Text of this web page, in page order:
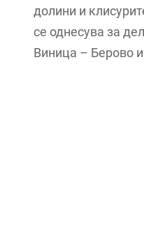
долини и
се однесува за
Виница – Берово